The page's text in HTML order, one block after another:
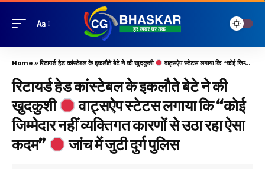
Aa
Home »रिटायर्ड हेड कांस्टेबल के इकलौते बेटे ने की खुदकुशी वाट्सऐप स्टेटस लगाया कि “कोई जिम्मेदार नहीं व्यक्तिगत कारणों से उठा रहा ऐसा कदम”
रिटायर्ड हेड कांस्टेबल के इकलौते बेटे ने की
खुदकुशी
वाट्सऐप स्टेटस लगाया कि “कोई
जिम्मेदार नहीं व्यक्तिगत कारणों से उठा रहा ऐसा
कदम”
जांच में जुटी दुर्ग पुलिस